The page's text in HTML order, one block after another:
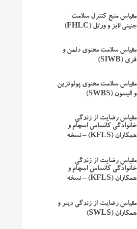
مقیاس منبع کنترل سلامت
جنینی لابز و ورتل (FHLC)
مقیاس سلامت معنوی دلمن و
فری (SIWB)
مقیاس سلامت معنوی پولوتزین
و الیسون (SWBS)
مقیاس رضایت از زندگی
خانوادگی کانساس اسچام و
همکاران (KFLS) – نسخه
مقیاس رضایت از زندگی
خانوادگی کانساس اسچام و
همکاران (KFLS) – نسخه
مقیاس رضایت از زندگی دینر و
همکاران (SWLS)